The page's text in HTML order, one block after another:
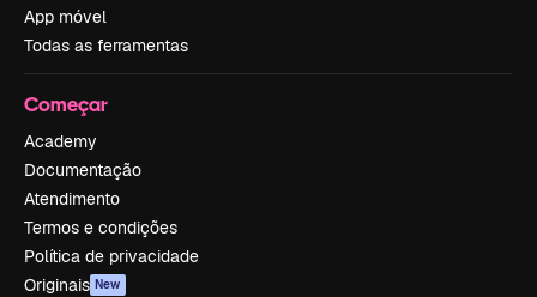
App móvel
Todas as ferramentas
Começar
Academy
Documentação
Atendimento
Termos e condições
Política de privacidade
Originais New